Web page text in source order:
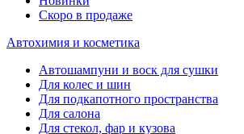
Скоро в продаже
Автохимия и косметика
Автошампуни и воск для сушки
Для колес и шин
Для подкапотного пространства
Для салона
Для стекол, фар и кузова